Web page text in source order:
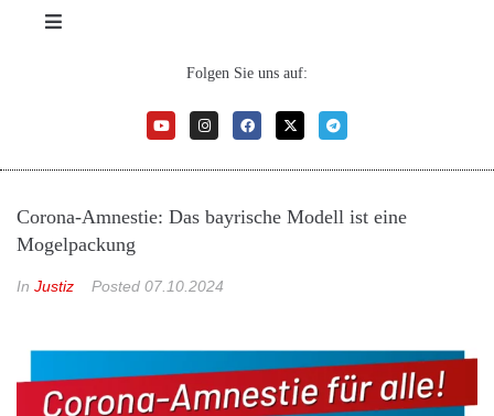
Folgen Sie uns auf:
Corona-Amnestie: Das bayrische Modell ist eine
Mogelpackung
In Justiz Posted 07.10.2024